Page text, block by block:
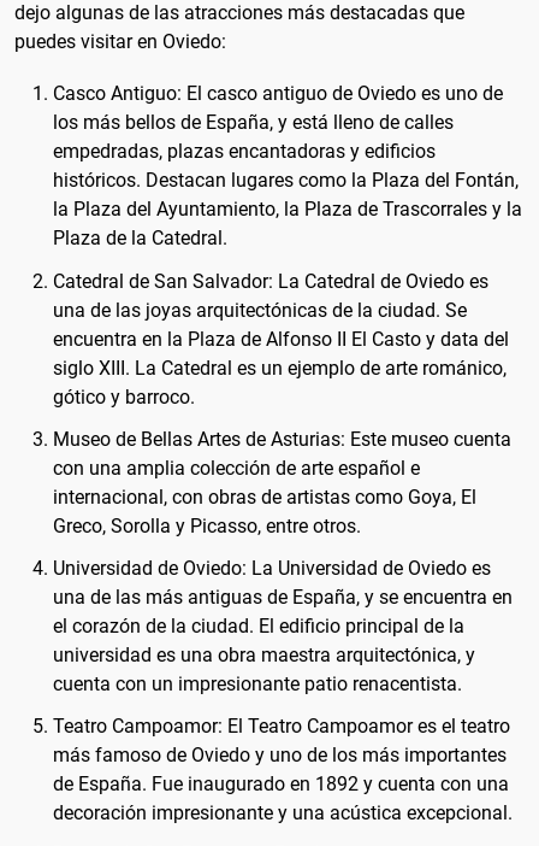
dejo algunas de las atracciones más destacadas que
puedes visitar en Oviedo:
Casco Antiguo: El casco antiguo de Oviedo es uno de
los más bellos de España, y está lleno de calles
empedradas, plazas encantadoras y edificios
históricos. Destacan lugares como la Plaza del Fontán,
la Plaza del Ayuntamiento, la Plaza de Trascorrales y la
Plaza de la Catedral.
Catedral de San Salvador: La Catedral de Oviedo es
una de las joyas arquitectónicas de la ciudad. Se
encuentra en la Plaza de Alfonso II El Casto y data del
siglo XIII. La Catedral es un ejemplo de arte románico,
gótico y barroco.
Museo de Bellas Artes de Asturias: Este museo cuenta
con una amplia colección de arte español e
internacional, con obras de artistas como Goya, El
Greco, Sorolla y Picasso, entre otros.
Universidad de Oviedo: La Universidad de Oviedo es
una de las más antiguas de España, y se encuentra en
el corazón de la ciudad. El edificio principal de la
universidad es una obra maestra arquitectónica, y
cuenta con un impresionante patio renacentista.
Teatro Campoamor: El Teatro Campoamor es el teatro
más famoso de Oviedo y uno de los más importantes
de España. Fue inaugurado en 1892 y cuenta con una
decoración impresionante y una acústica excepcional.